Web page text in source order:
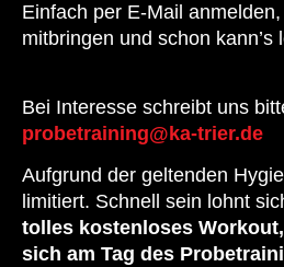
Einfach per E-Mail
mitbringen und schon kann’s
Bei Interesse schreibt uns
probetraining@ka-trier.de
Aufgrund der geltenden
limitiert. Schnell sein lohnt
tolles kostenloses
sich am Tag des